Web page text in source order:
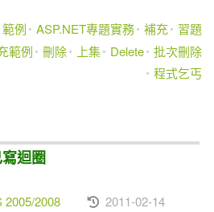
範例 ASP.NET專題實務 補充
習題
範例 刪除 上集 Delete 批次刪除
程式乞丐
迴圈
2005/2008
2011-02-14